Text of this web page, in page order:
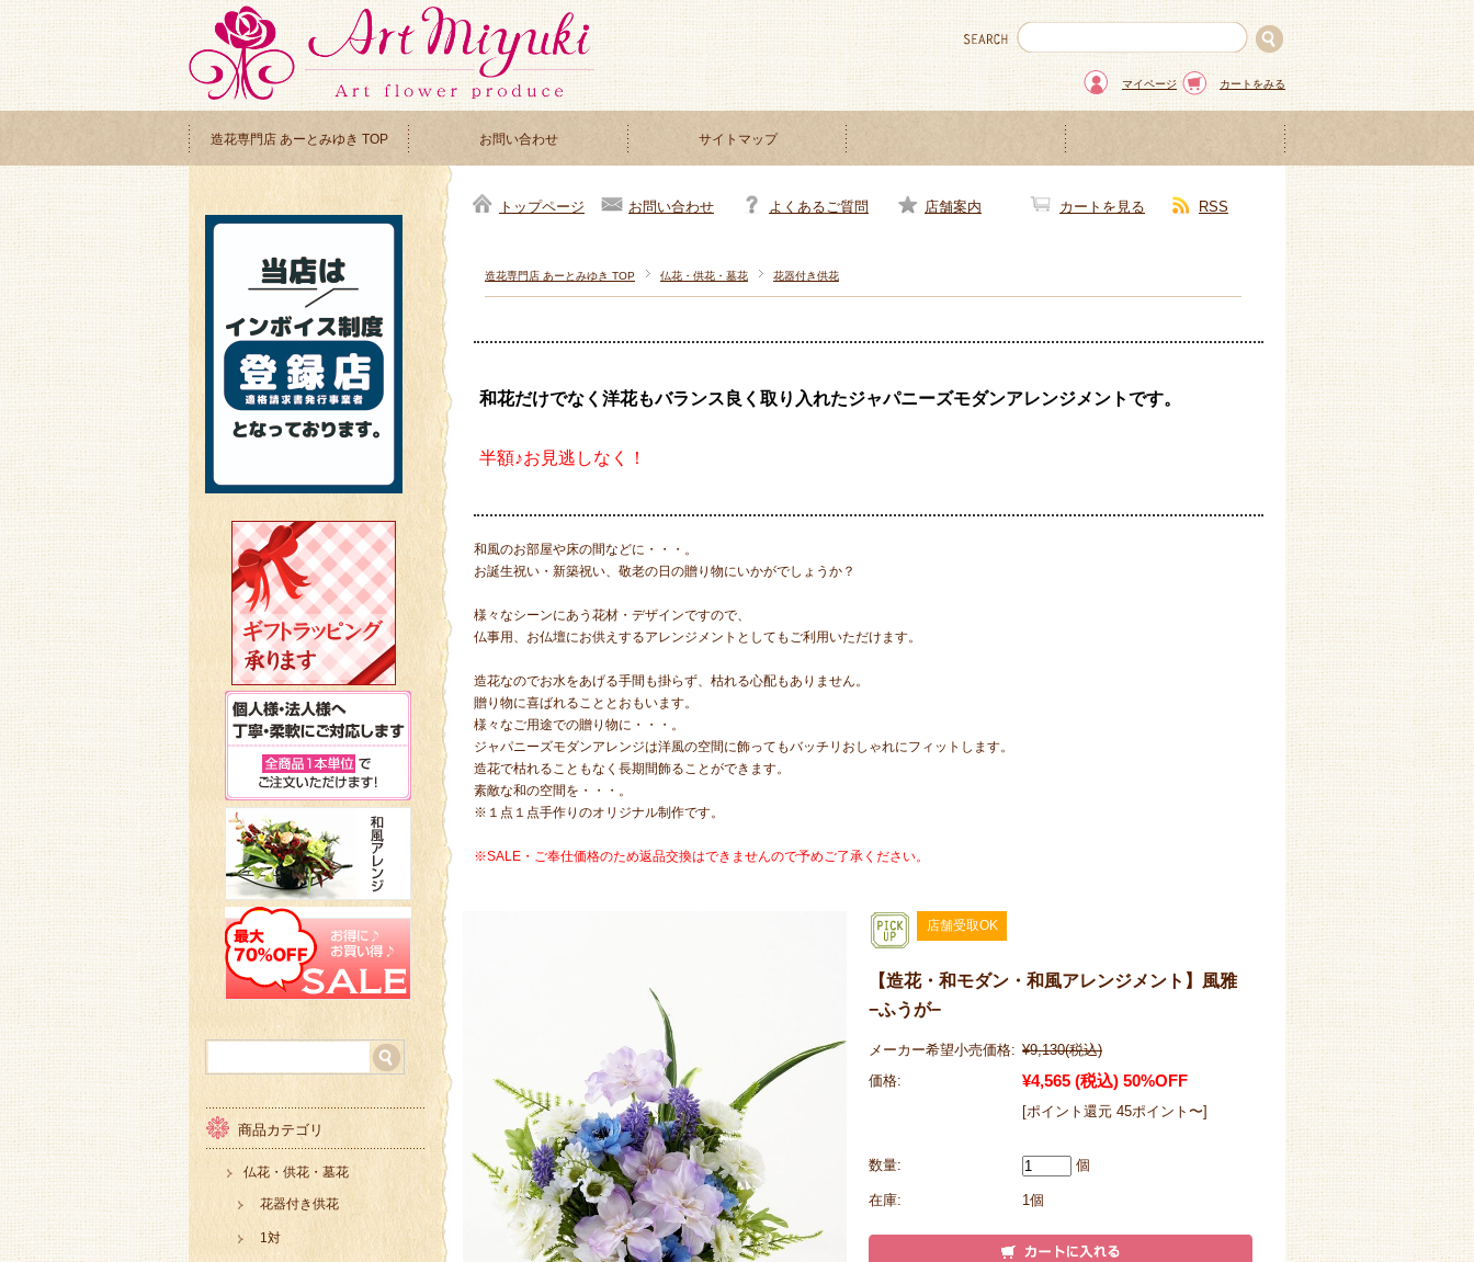
マイページ カートをみる
造花専門店 あーとみゆき TOP お問い合わせ サイトマップ
トップページ お問い合わせ よくあるご質問 店舗案内 カートを見る RSS
造花専門店 あーとみゆき TOP 仏花・供花・墓花 花器付き供花
和花だけでなく洋花もバランス良く取り入れたジャパニーズモダンアレンジメントです。
半額♪お見逃しなく！
和風のお部屋や床の間などに・・・。
お誕生祝い・新築祝い、敬老の日の贈り物にいかがでしょうか？
様々なシーンにあう花材・デザインですので、
仏事用、お仏壇にお供えするアレンジメントとしてもご利用いただけます。
造花なのでお水をあげる手間も掛らず、枯れる心配もありません。
贈り物に喜ばれることとおもいます。
様々なご用途での贈り物に・・・。
ジャパニーズモダンアレンジは洋風の空間に飾ってもバッチリおしゃれにフィットします。
造花で枯れることもなく長期間飾ることができます。
素敵な和の空間を・・・。
※１点１点手作りのオリジナル制作です。
※SALE・ご奉仕価格のため返品交換はできませんので予めご了承ください。
店舗受取OK
【造花・和モダン・和風アレンジメント】風雅
−ふうが−
メーカー希望小売価格: ¥9,130(税込)
価格:
¥4,565 (税込) 50%OFF
[ポイント還元 45ポイント〜]
数量: 個
在庫: 1個
商品カテゴリ
仏花・供花・墓花
花器付き供花
1対